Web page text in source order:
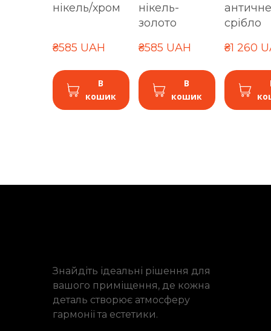
нікель/хром
₴585 UAH
В
кошик
нікель-
золото
₴585 UAH
В
кошик
античне
срібло
₴1 260
Знайдіть ідеальні рішення для
вашого приміщення, де кожна
деталь створює атмосферу
гармонії та естетики.